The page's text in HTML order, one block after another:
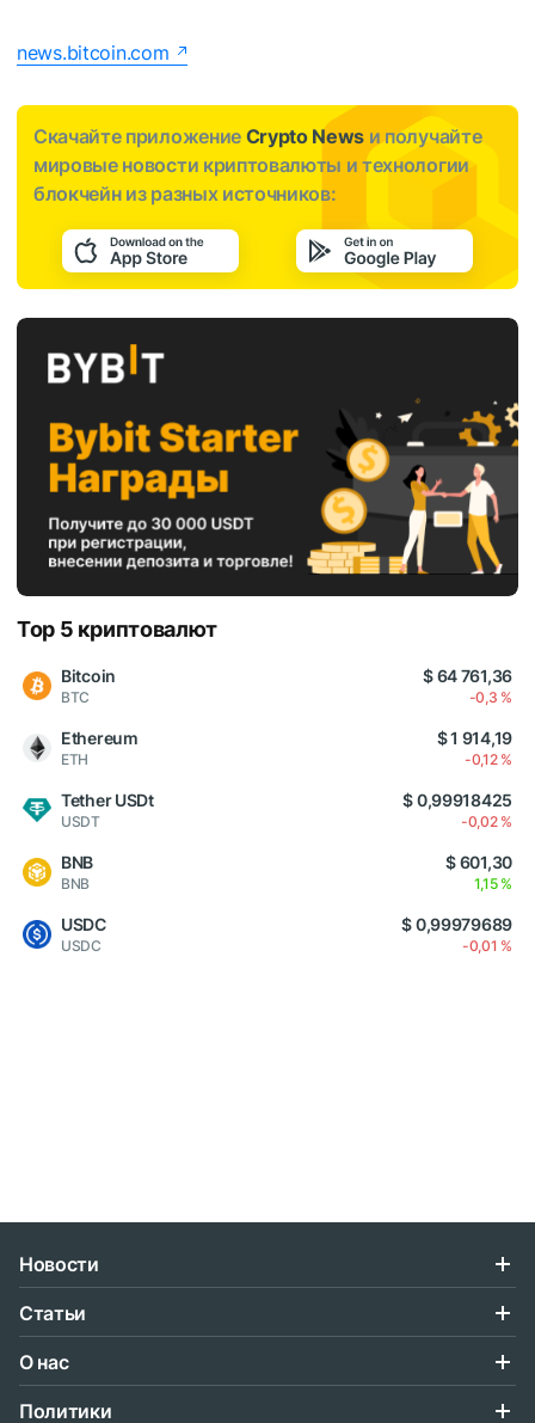
news.bitcoin.com
Скачайте приложение Crypto News и получайте
мировые новости криптовалюты и технологии
блокчейн из разных источников:
Top 5 криптовалют
Bitcoin
BTC
$ 64 761,36
-0,3 %
Ethereum
ETH
$ 1 914,19
-0,12 %
Tether USDt
USDT
$ 0,99918425
-0,02 %
BNB
BNB
$ 601,30
1,15 %
USDC
USDC
$ 0,99979689
-0,01 %
Новости
Статьи
О нас
Политики